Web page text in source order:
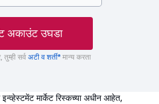
अकाउंट उघडा
तुम्ही सर्व अटी व शर्ती* मान्य करता
इन्व्हेस्टमेंट मार्केट रिस्कच्या अधीन आहेत,